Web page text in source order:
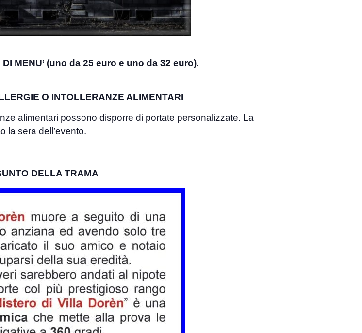
MENU’ (uno da 25 euro e uno da 32 euro).
O INTOLLERANZE ALIMENTARI
alimentari possono disporre di portate personalizzate. La
la sera dell’evento.
DELLA TRAMA